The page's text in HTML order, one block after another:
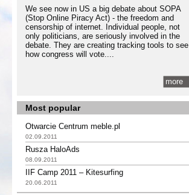
We see now in US a big debate about SOPA
(Stop Online Piracy Act) - the freedom and
censorship of internet. Individual people, not
only politicians, are seriously involved in the
debate. They are creating tracking tools to see
how congress will vote....
more
Most popular
Otwarcie Centrum meble.pl
02.09.2011
Rusza HaloAds
08.09.2011
IIF Camp 2011 – Kitesurfing
20.06.2011